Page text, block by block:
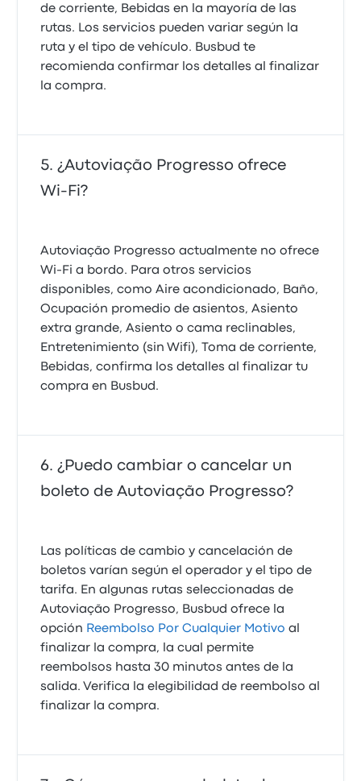
de corriente, Bebidas en la mayoría de las
rutas. Los servicios pueden variar según la
ruta y el tipo de vehículo. Busbud te
recomienda confirmar los detalles al finalizar
la compra.
¿Autoviação Progresso ofrece
Wi‑Fi?
Autoviação Progresso actualmente no ofrece
Wi‑Fi a bordo. Para otros servicios
disponibles, como Aire acondicionado, Baño,
Ocupación promedio de asientos, Asiento
extra grande, Asiento o cama reclinables,
Entretenimiento (sin Wifi), Toma de corriente,
Bebidas, confirma los detalles al finalizar tu
compra en Busbud.
¿Puedo cambiar o cancelar un
boleto de Autoviação Progresso?
Las políticas de cambio y cancelación de
boletos varían según el operador y el tipo de
tarifa. En algunas rutas seleccionadas de
Autoviação Progresso, Busbud ofrece la
opción Reembolso Por Cualquier Motivo al
finalizar la compra, la cual permite
reembolsos hasta 30 minutos antes de la
salida. Verifica la elegibilidad de reembolso al
finalizar la compra.